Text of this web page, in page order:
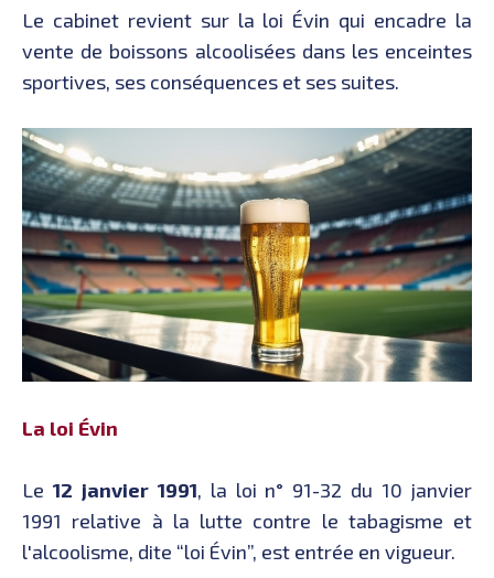
Le cabinet revient sur la loi Évin qui encadre la
vente de boissons alcoolisées dans les enceintes
sportives, ses conséquences et ses suites.
La loi Évin
Le 12 janvier 1991, la loi n° 91-32 du 10 janvier
1991 relative à la lutte contre le tabagisme et
l'alcoolisme, dite “loi Évin”, est entrée en vigueur.